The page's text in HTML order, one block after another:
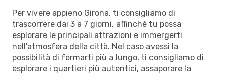
Per vivere appieno Girona, ti consigliamo di
trascorrere dai 3 a 7 giorni, affinché tu possa
esplorare le principali attrazioni e immergerti
nell'atmosfera della città. Nel caso avessi la
possibilità di fermarti più a lungo, ti consigliamo di
esplorare i quartieri più autentici, assaporare la